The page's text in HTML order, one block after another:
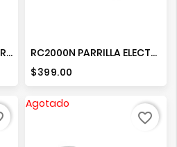
RC1000N PARRILLA ELECTRICA
RC2000N PARRILLA ELECTRICA DOBLE
Precio
$399.00
Agotado
favorite_border